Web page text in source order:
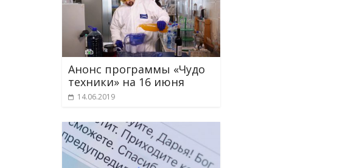
Анонс программы «Чудо
техники» на 16 июня
14.06.2019